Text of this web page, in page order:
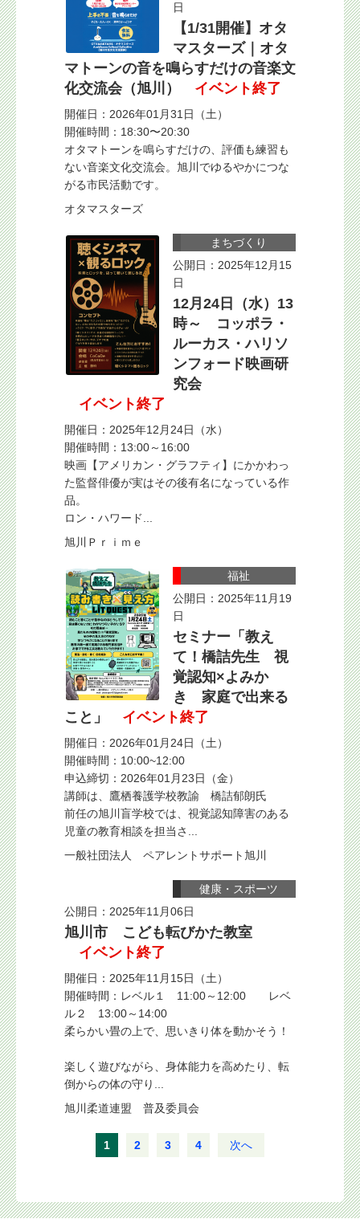
日
【1/31開催】オタ
マスターズ｜オタ
マトーンの音を鳴らすだけの音楽文
化交流会（旭川）
イベント終了
開催日：2026年01月31日（土）
開催時間：18:30〜20:30
オタマトーンを鳴らすだけの、評価も練習も
ない音楽文化交流会。旭川でゆるやかにつな
がる市民活動です。
オタマスターズ
まちづくり
公開日：2025年12月15
日
12月24日（水）13
時～ コッポラ・
ルーカス・ハリソ
ンフォード映画研
究会
イベント終了
開催日：2025年12月24日（水）
開催時間：13:00～16:00
映画【アメリカン・グラフティ】にかかわっ
た監督俳優が実はその後有名になっている作
品。
ロン・ハワード...
旭川Ｐｒｉｍｅ
福祉
公開日：2025年11月19
日
セミナー「教え
て！橋詰先生 視
覚認知×よみか
き 家庭で出来る
こと」
イベント終了
開催日：2026年01月24日（土）
開催時間：10:00~12:00
申込締切：2026年01月23日（金）
講師は、鷹栖養護学校教諭 橋詰郁朗氏
前任の旭川盲学校では、視覚認知障害のある
児童の教育相談を担当さ...
一般社団法人 ペアレントサポート旭川
健康・スポーツ
公開日：2025年11月06日
旭川市 こども転びかた教室
イベント終了
開催日：2025年11月15日（土）
開催時間：レベル１ 11:00～12:00 レベ
ル２ 13:00～14:00
柔らかい畳の上で、思いきり体を動かそう！
楽しく遊びながら、身体能力を高めたり、転
倒からの体の守り...
旭川柔道連盟 普及委員会
1 2 3 4 次へ